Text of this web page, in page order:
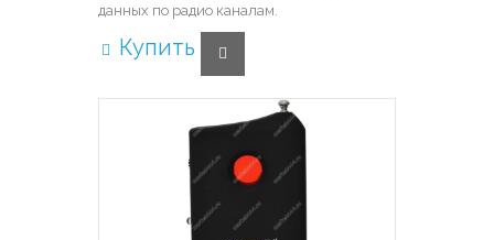
данных по радио каналам.
Купить